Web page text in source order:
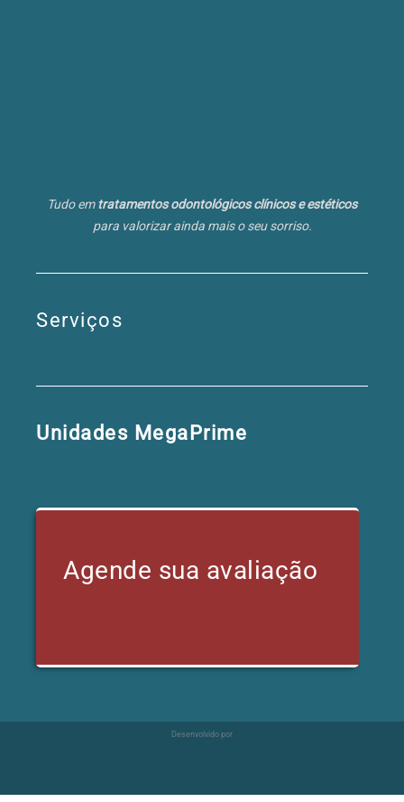
Tudo emtratamentos odontológicos clínicos e estéticos
para valorizar ainda mais o seu sorriso.
Serviços
Unidades MegaPrime
Agende sua avaliação
Desenvolvido por